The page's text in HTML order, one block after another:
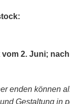
2. Juni;
enden können
Gestaltung in